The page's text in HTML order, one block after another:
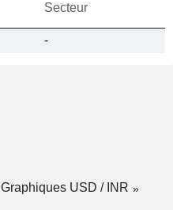
Secteur
-
Graphiques USD / INR